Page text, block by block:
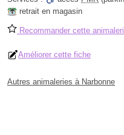
retrait en magasin
Recommander cette
Améliorer cette fiche
Autres animaleries à Narbonne